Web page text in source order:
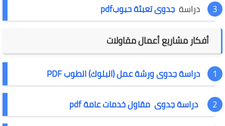
دراسة جدوى تعبئة حبوبpdf
أفكار مشاريع أعمال مقاولات
دراسة جدوى ورشة عمل (البلوك) الطوب PDF
دراسة جدوى مقاول خدمات عامة pdf